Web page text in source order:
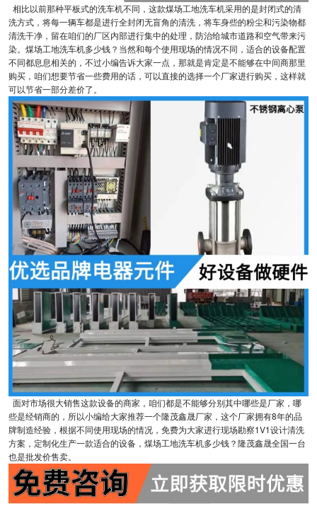
相比以前那种平板式的洗车机不同，这款煤场工地洗车机采用的是封闭式的清
洗方式，将每一辆车都是进行全封闭无盲角的清洗，将车身些的粉尘和污染物都
清洗干净，留在咱们的厂区内部进行集中的处理，防治给城市道路和空气带来污
染。煤场工地洗车机多少钱？当然和每个使用现场的情况不同，适合的设备配置
不同都息息相关的，不过小编告诉大家一点，那就是肯定是不能够在中间商那里
购买，咱们想要节省一些费用的话，可以直接的选择一个厂家进行购买，这样就
可以节省一部分差价了。
面对市场很大销售这款设备的商家，咱们都是不能够分别其中哪些是厂家，哪
些是经销商的，所以小编给大家推荐一个隆茂鑫晟厂家，这个厂家拥有8年的品
牌制造经验，根据不同使用现场的情况，免费为大家进行现场勘察1V1设计清洗
方案，定制化生产一款适合的设备，煤场工地洗车机多少钱？隆茂鑫晟全国一台
也是批发价售卖。